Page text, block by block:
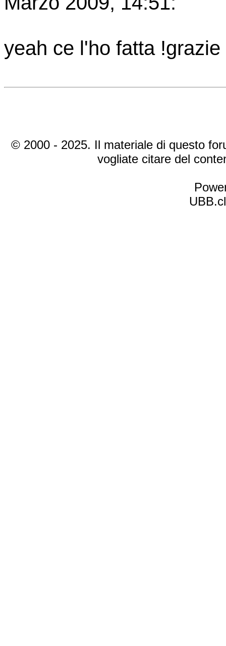
yeah ce l'ho fatta
© 2000 - 2025. Il materiale di questo
vogliate citare del